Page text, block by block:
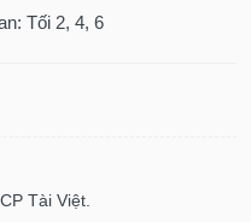
Tối 2, 4, 6
Tài Việt.